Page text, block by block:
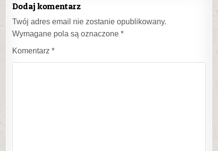
Dodaj komentarz
Twój adres email nie zostanie opublikowany.
Wymagane pola są oznaczone*
Komentarz*